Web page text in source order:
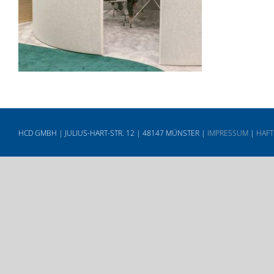
HCD GMBH | JULIUS-HART-STR. 12 | 48147 MÜNSTER | IMPRESSUM |